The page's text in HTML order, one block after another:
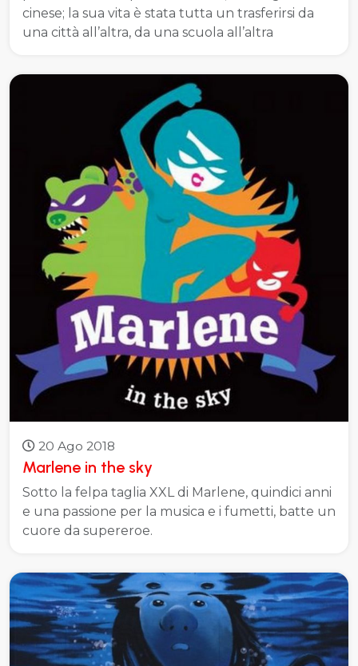
cinese; la sua vita è stata tutta un trasferirsi da
una città all’altra, da una scuola all’altra
20 Ago 2018
Marlene in the sky
Sotto la felpa taglia XXL di Marlene, quindici anni
e una passione per la musica e i fumetti, batte un
cuore da supereroe.